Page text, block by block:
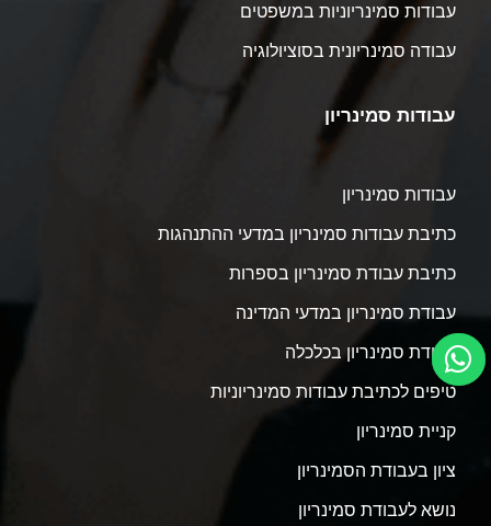
עבודות סמינריוניות במשפטים
עבודה סמינריונית בסוציולוגיה
עבודות סמינריון
עבודות סמינריון
כתיבת עבודות סמינריון במדעי ההתנהגות
כתיבת עבודת סמינריון בספרות
עבודת סמינריון במדעי המדינה
עבודת סמינריון בכלכלה
טיפים לכתיבת עבודות סמינריוניות
קניית סמינריון
ציון בעבודת הסמינריון
נושא לעבודת סמינריון